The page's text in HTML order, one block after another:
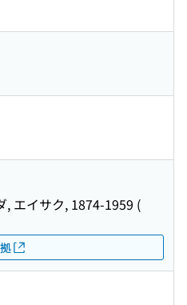
, エイサク, 1874-1959 (